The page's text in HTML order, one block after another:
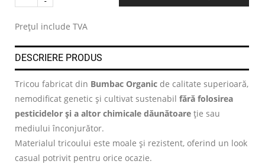
Prețul include TVA
DESCRIERE PRODUS
Tricou fabricat din Bumbac Organic de calitate superioară,
nemodificat genetic și cultivat sustenabil fără folosirea
pesticidelor și a altor chimicale dăunătoare ție sau
mediului înconjurător.
Materialul tricoului este moale și rezistent, oferind un look
casual potrivit pentru orice ocazie.